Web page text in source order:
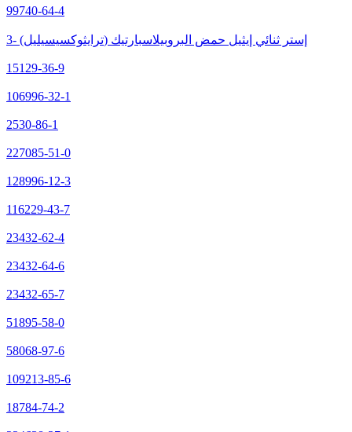
99740-64-4
3- (ترايثوكسيسيليل) إستر ثنائي إيثيل حمض البروبيلاسبارتيك
15129-36-9
106996-32-1
2530-86-1
227085-51-0
128996-12-3
116229-43-7
23432-62-4
23432-64-6
23432-65-7
51895-58-0
58068-97-6
109213-85-6
18784-74-2